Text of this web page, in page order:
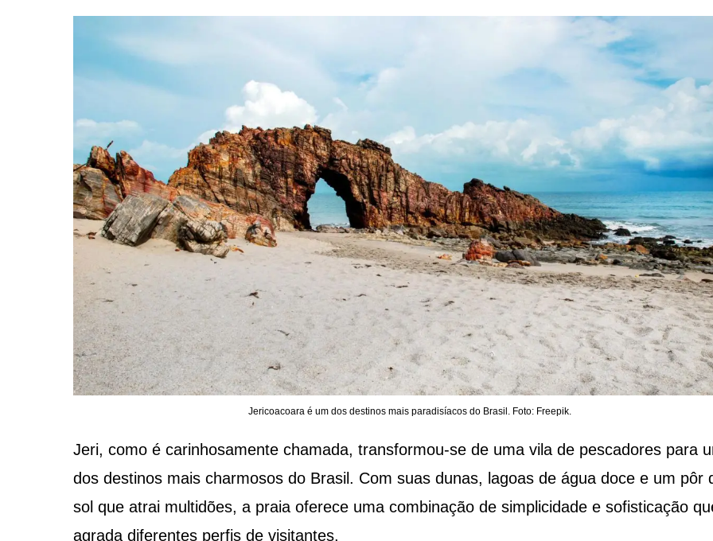
Jericoacoara é um dos destinos mais paradisíacos do Brasil. Foto: Freepik.
Jeri, como é carinhosamente chamada, transformou-se de uma vila de pescadores para
dos destinos mais charmosos do Brasil. Com suas dunas, lagoas de água doce e um pôr
sol que atrai multidões, a praia oferece uma combinação de simplicidade e sofisticação
agrada diferentes perfis de visitantes.